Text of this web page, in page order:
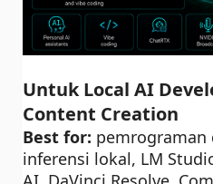
Untuk Local AI
Content Creation
Best for: pemrograman
inferensi lokal, LM